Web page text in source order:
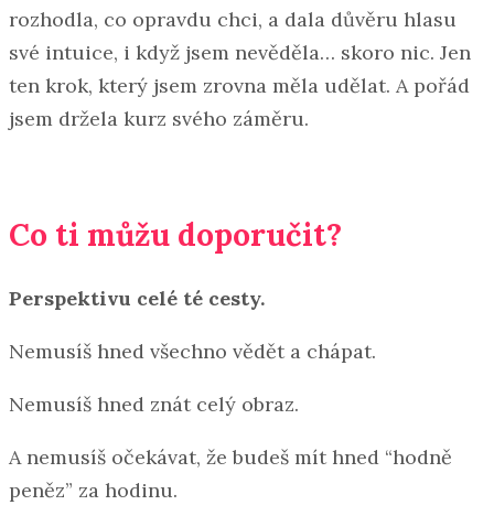
rozhodla, co opravdu chci, a dala důvěru hlasu
své intuice, i když jsem nevěděla… skoro nic. Jen
ten krok, který jsem zrovna měla udělat. A pořád
jsem držela kurz svého záměru.
Co ti můžu doporučit?
Perspektivu celé té cesty.
Nemusíš hned všechno vědět a chápat.
Nemusíš hned znát celý obraz.
A nemusíš očekávat, že budeš mít hned “hodně
peněz” za hodinu.